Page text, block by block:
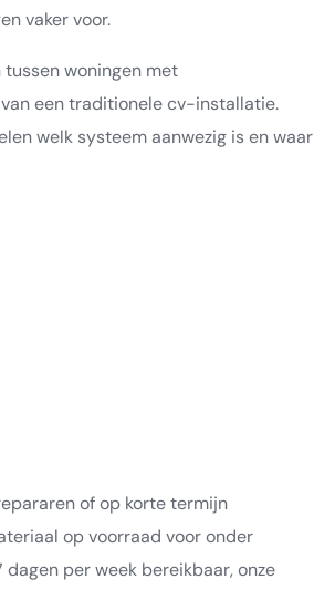
vaker voor.
woningen met
een traditionele cv-installatie.
welk systeem aanwezig is en waar
of op korte termijn
op voorraad voor onder
per week bereikbaar, onze